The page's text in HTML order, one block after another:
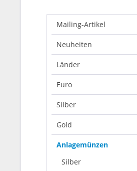
Mailing-Artikel
Neuheiten
Länder
Euro
Silber
Gold
Anlagemünzen
Silber